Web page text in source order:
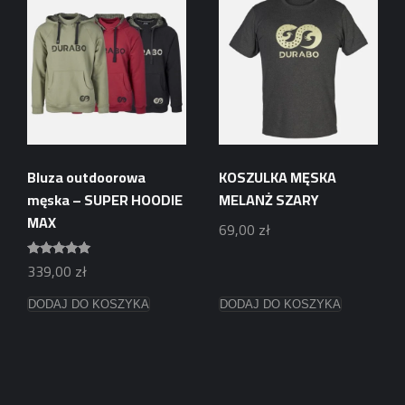
699,00 zł
wiele
wariantów.
Opcje
można
wybrać
stronie
produktu
wiele
wariantów.
Opcje
stronie
produktu
Bluza outdoorowa
męska – SUPER HOODIE
MAX
Oceniono
5.00
339,00 zł
Ten
produkt
DODAJ DO KOSZYKA
KOSZULKA MĘSKA
MELANŻ SZARY
69,00 zł
Ten
produkt
DODAJ DO KOSZYKA